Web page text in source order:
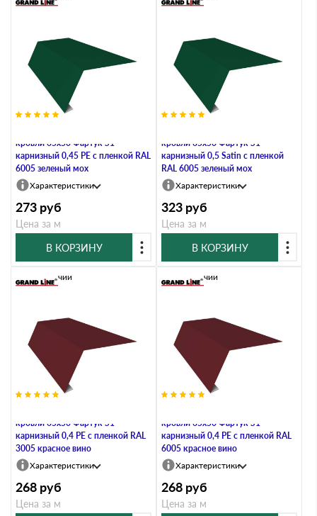
кровли 65х50 Фартук S1
карнизный 0,45 PE с пленкой RAL
6005 зеленый мох
Характеристики
273 руб
Цена за м
В КОРЗИНУ
кровли 65х50 Фартук S1
карнизный 0,5 Satin с пленкой
RAL 6005 зеленый мох
Характеристики
323 руб
Цена за м
В КОРЗИНУ
кровли 65х50 Фартук S1
карнизный 0,4 PE с пленкой RAL
3005 красное вино
В наличии
Характеристики
268 руб
Цена за м
кровли 65х50 Фартук S1
карнизный 0,4 PE с пленкой RAL
6005 красное вино
В наличии
Характеристики
268 руб
Цена за м